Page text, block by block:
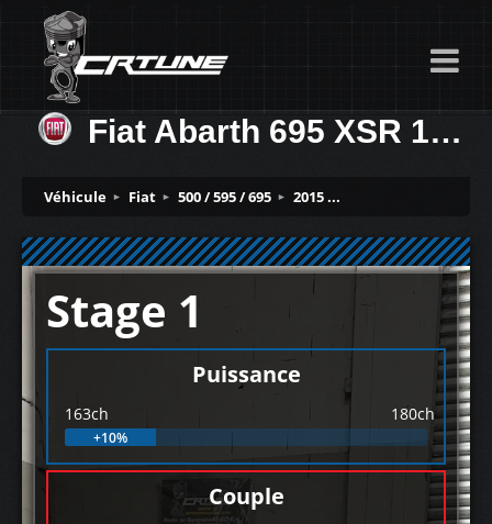
Fiat Abarth 695 XSR 1.4 T 163ch
Véhicule Fiat 500 / 595 / 695 2015 ...
Stage 1
Puissance
163ch 180ch
+10%
Couple